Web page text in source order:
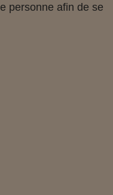
personne afin de se